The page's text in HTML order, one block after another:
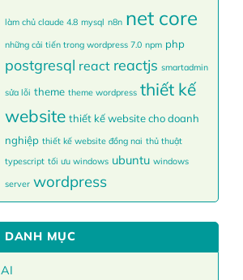
làm chủ claude 4.8 mysql n8n net core
những cải tiến trong wordpress 7.0 npm php
postgresql react reactjs smartadmin
sửa lỗi theme theme wordpress thiết kế
website thiết kế website cho doanh
nghiệp thiết kế website đồng nai thủ thuật
typescript tối ưu windows ubuntu windows
server wordpress
DANH MỤC
AI